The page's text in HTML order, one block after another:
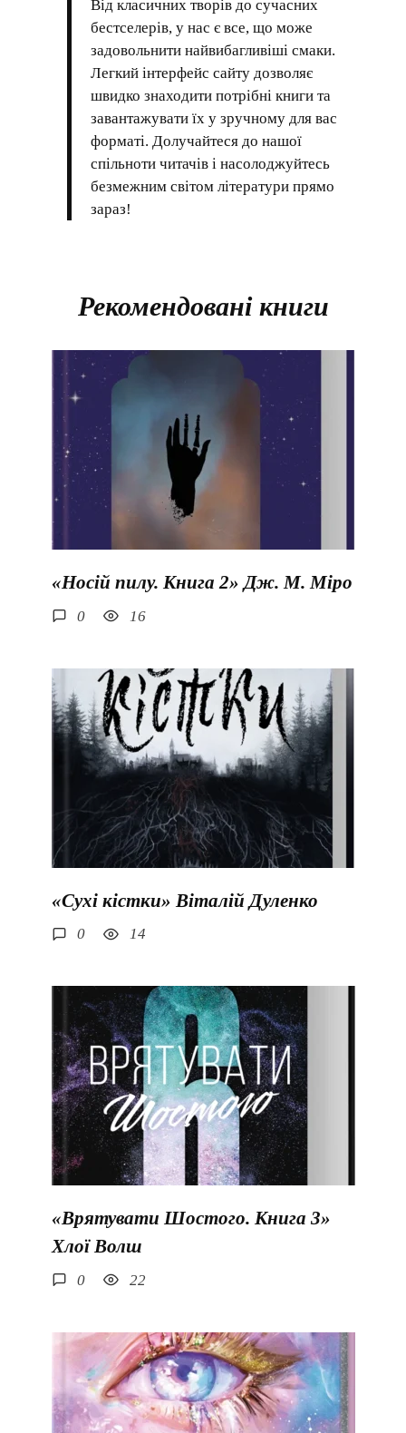
Від класичних творів до сучасних
бестселерів, у нас є все, що може
задовольнити найвибагливіші смаки.
Легкий інтерфейс сайту дозволяє
швидко знаходити потрібні книги та
завантажувати їх у зручному для вас
форматі. Долучайтеся до нашої
спільноти читачів і насолоджуйтесь
безмежним світом літератури прямо
зараз!
Рекомендовані книги
«Носій пилу. Книга 2» Дж. М. Міро
0 16
«Сухі кістки» Віталій Дуленко
0 14
«Врятувати Шостого. Книга 3»
Хлої Волш
0 22